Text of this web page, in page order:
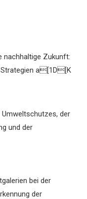
nachhaltige Zukunft:
Strategien a[1D[K
Umweltschutzes, der
und der
bei der
der